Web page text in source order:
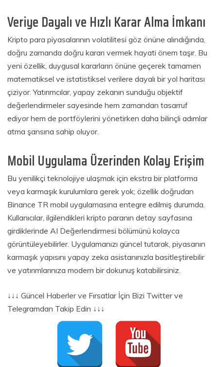
Veriye Dayalı ve Hızlı Karar Alma İmkanı
Kripto para piyasalarının volatilitesi göz önüne alındığında,
doğru zamanda doğru kararı vermek hayati önem taşır. Bu
yeni özellik, duygusal kararların önüne geçerek tamamen
matematiksel ve istatistiksel verilere dayalı bir yol haritası
çiziyor. Yatırımcılar, yapay zekanın sunduğu objektif
değerlendirmeler sayesinde hem zamandan tasarruf
ediyor hem de portföylerini yönetirken daha bilinçli adımlar
atma şansına sahip oluyor.
Mobil Uygulama Üzerinden Kolay Erişim
Bu yenilikçi teknolojiye ulaşmak için ekstra bir platforma
veya karmaşık kurulumlara gerek yok; özellik doğrudan
Binance TR mobil uygulamasına entegre edilmiş durumda.
Kullanıcılar, ilgilendikleri kripto paranın detay sayfasına
girdiklerinde AI Değerlendirmesi bölümünü kolayca
görüntüleyebilirler. Uygulamanızı güncel tutarak, piyasanın
karmaşık yapısını yapay zeka asistanınızla basitleştirebilir
ve yatırımlarınıza modern bir dokunuş katabilirsiniz.
↓↓↓ Güncel Haberler ve Fırsatlar İçin Bizi Twitter ve
Telegramdan Takip Edin ↓↓↓